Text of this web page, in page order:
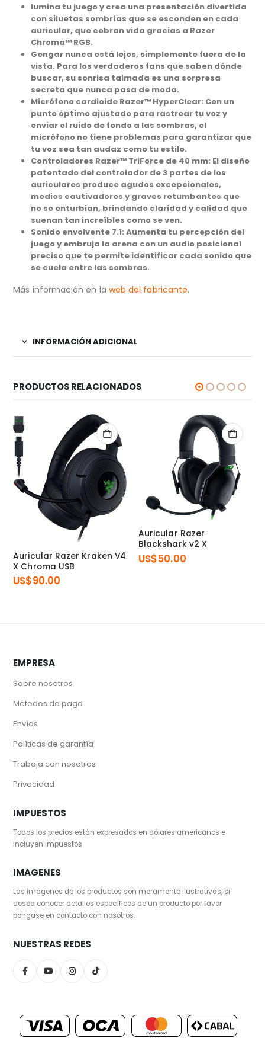
lumina tu juego y crea una presentación divertida
con siluetas sombrías que se esconden en cada
auricular, que cobran vida gracias a Razer
Chroma™ RGB.
Gengar nunca está lejos, simplemente fuera de la
vista. Para los verdaderos fans que saben dónde
buscar, su sonrisa taimada es una sorpresa
secreta que nunca pasa de moda.
Micrófono cardioide Razer™ HyperClear: Con un
punto óptimo ajustado para rastrear tu voz y
enviar el ruido de fondo a las sombras, el
micrófono no tiene problemas para garantizar que
tu voz sea tan audaz como tu estilo.
Controladores Razer™ TriForce de 40 mm: El diseño
patentado del controlador de 3 partes de los
auriculares produce agudos excepcionales,
medios cautivadores y graves retumbantes que
no se enturbian, brindando claridad y calidad que
suenan tan increíbles como se ven.
Sonido envolvente 7.1: Aumenta tu percepción del
juego y embruja la arena con un audio posicional
preciso que te permite identificar cada sonido que
se cuela entre las sombras.
Más información en la web del fabricante.
INFORMACIÓN ADICIONAL
PRODUCTOS RELACIONADOS
Auricular Razer Kraken V4
X Chroma USB
US$90.00
Auricular Razer
Blackshark v2 X
US$50.00
EMPRESA
Sobre nosotros
Métodos de pago
Envíos
Políticas de garantía
Trabaja con nosotros
Privacidad
IMPUESTOS
Todos los precios están expresados en dólares americanos e
incluyen impuestos
IMAGENES
Las imágenes de los productos son meramente ilustrativas, si
desea conocer detalles específicos de un producto por favor
pongase en contacto con nosotros.
NUESTRAS REDES